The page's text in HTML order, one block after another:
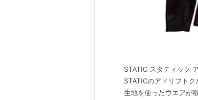
STATIC スタティック
STATICのアドリフト
生地を使ったウエアが